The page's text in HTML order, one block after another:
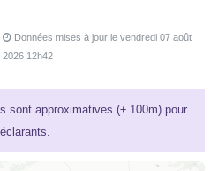
Données mises à jour le vendredi 07 août
2026 12h42
sont approximatives (± 100m) pour